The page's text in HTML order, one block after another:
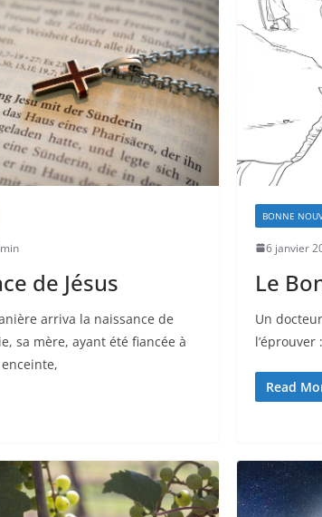
de Jésus
arriva la naissance de
sa mère, ayant été fiancée à
BONNE
6 janvier
Le
Un
Read